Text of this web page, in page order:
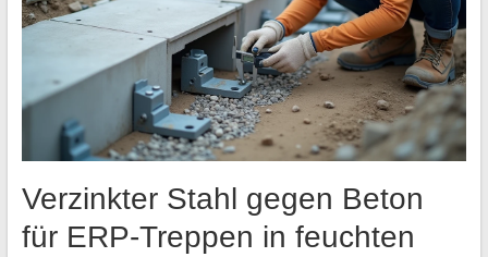
Verzinkter Stahl gegen Beton
für ERP-Treppen in feuchten